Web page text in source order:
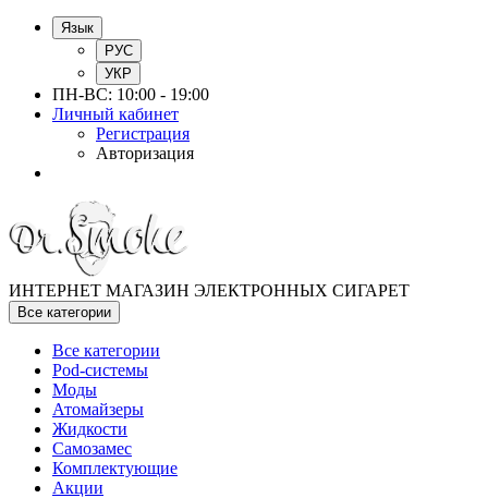
Язык
РУС
УКР
ПН-ВС: 10:00 - 19:00
Личный кабинет
Регистрация
Авторизация
ИНТЕРНЕТ МАГАЗИН ЭЛЕКТРОННЫХ СИГАРЕТ
Все категории
Все категории
Pod-системы
Моды
Атомайзеры
Жидкости
Самозамес
Комплектующие
Акции